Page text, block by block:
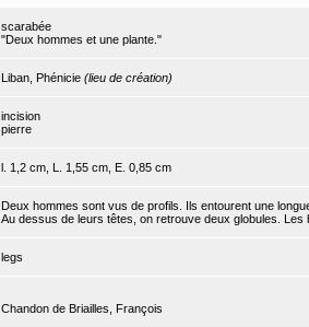
scarabée
"Deux hommes et une plante."
Liban, Phénicie (lieu de création)
incision
pierre
l. 1,2 cm, L. 1,55 cm, E. 0,85 cm
Deux hommes sont vus de profils. Ils entourent une
Au dessus de leurs têtes, on retrouve deux globules. Les
legs
Chandon de Briailles, François